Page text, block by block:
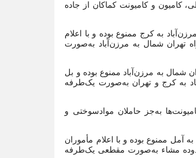
کامیون و کامیونت کماکان از جاده
وسایل نقلیه از ساعت ۱۳ تا ۲۴ امروز پنج‌شنبه از مرزن‌آباد به کرج ممنوع بوده و با اعلام
۱۶ تا ۲۴ همان روز از کرج و آزادراه تهران شمال به مرزن‌آباد به‌صورت
کرج و ابتدای آزادراه تهران شمال به مرزن‌آباد ممنوع بوده و بل
نقلیه از ساعت ۱۶ تا ۲۴ همان روز از مرزن‌آباد به کرج و تهران به‌صورت یک‌طرفه
به‌جز حاملان موادسوختی و
نقلیه از ساعت ۱۴ تا ۲۲ روز جمعه از رودهن به آمل ممنوع بوده و با اعلام مأموران
روز از آب اسک به رودهن محدوده مشاء به‌صورت مقطعی یک‌طرفه